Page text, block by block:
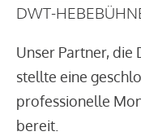
DWT-
Unser Partner, die
stellte eine
professionelle
bereit.